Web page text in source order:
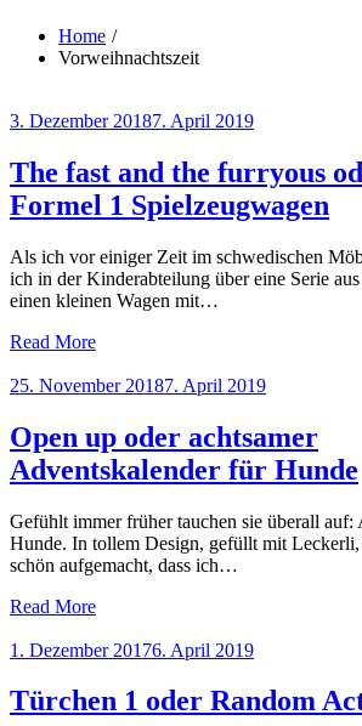
Home
Vorweihnachtszeit
Posted
3. Dezember 20187. April 2019
The fast and the furryous
Formel 1 Spielzeugwagen
Als ich vor einiger Zeit im schwedischen
ich in der Kinderabteilung über eine Serie
einen kleinen Wagen mit…
Read More
Posted
25. November 20187. April 2019
Open up oder achtsamer
Adventskalender für Hunde
Gefühlt immer früher tauchen sie überall auf:
Hunde. In tollem Design, gefüllt mit Leckerli,
schön aufgemacht, dass ich…
Read More
Posted
1. Dezember 20176. April 2019
Türchen 1 oder Random